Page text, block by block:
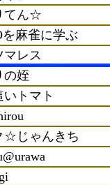
てん☆
を麻雀に学ぶ
マレス
の姪
いトマト
☆じゃんきち